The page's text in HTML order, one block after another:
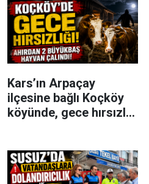
Kars’ın Arpaçay
ilçesine bağlı Koçköy
köyünde, gece hırsızlık